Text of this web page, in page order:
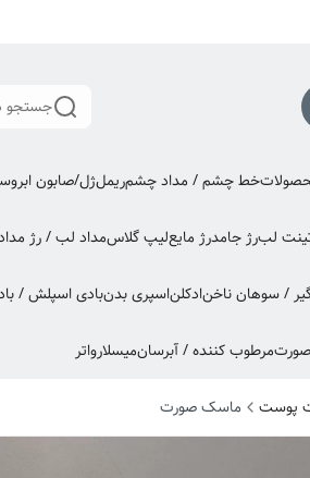
جستجو
خط چشم / مداد چشمریملژل/صابون ابرو
لبرژ جامدرژ مایعلیپ گلاسمداد لب / رژ
/ سوهان ناخنادکلناسپری بدنبادی اسپلش /
مرطوب کننده / آبرسانمیسلارواتر
پوست ماسک صورت